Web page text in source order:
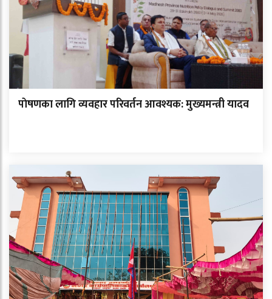
पाेषणका लागि व्यवहार परिवर्तन आवश्यक: मुख्यमन्त्री यादव